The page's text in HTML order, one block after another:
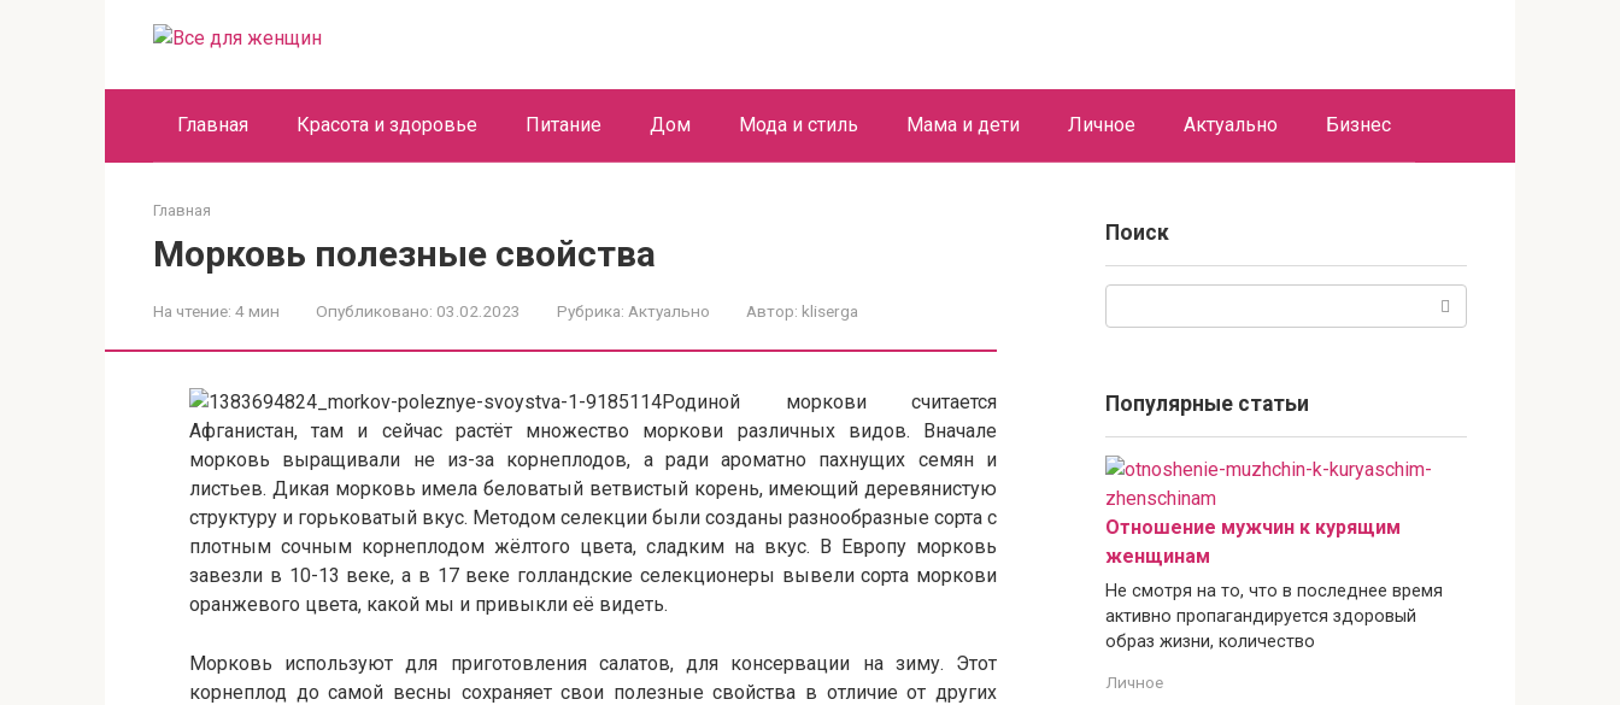
Главная Красота и здоровье Питание Дом Мода и стиль Мама и дети Личное Актуально Бизнес
Главная
Морковь полезные свойства
На чтение: 4 мин Опубликовано: 03.02.2023 Рубрика: Актуально Автор: kliserga
Родиной моркови считается
Афганистан, там и сейчас растёт множество моркови различных видов. Вначале
морковь выращивали не из-за корнеплодов, а ради ароматно пахнущих семян и
листьев. Дикая морковь имела беловатый ветвистый корень, имеющий деревянистую
структуру и горьковатый вкус. Методом селекции были созданы разнообразные сорта с
плотным сочным корнеплодом жёлтого цвета, сладким на вкус. В Европу морковь
завезли в 10-13 веке, а в 17 веке голландские селекционеры вывели сорта моркови
оранжевого цвета, какой мы и привыкли её видеть.
Морковь используют для приготовления салатов, для консервации на зиму. Этот
корнеплод до самой весны сохраняет свои полезные свойства в отличие от других
Поиск
Популярные статьи
Отношение мужчин к курящим
женщинам
Не смотря на то, что в последнее время
активно пропагандируется здоровый
образ жизни, количество
Личное